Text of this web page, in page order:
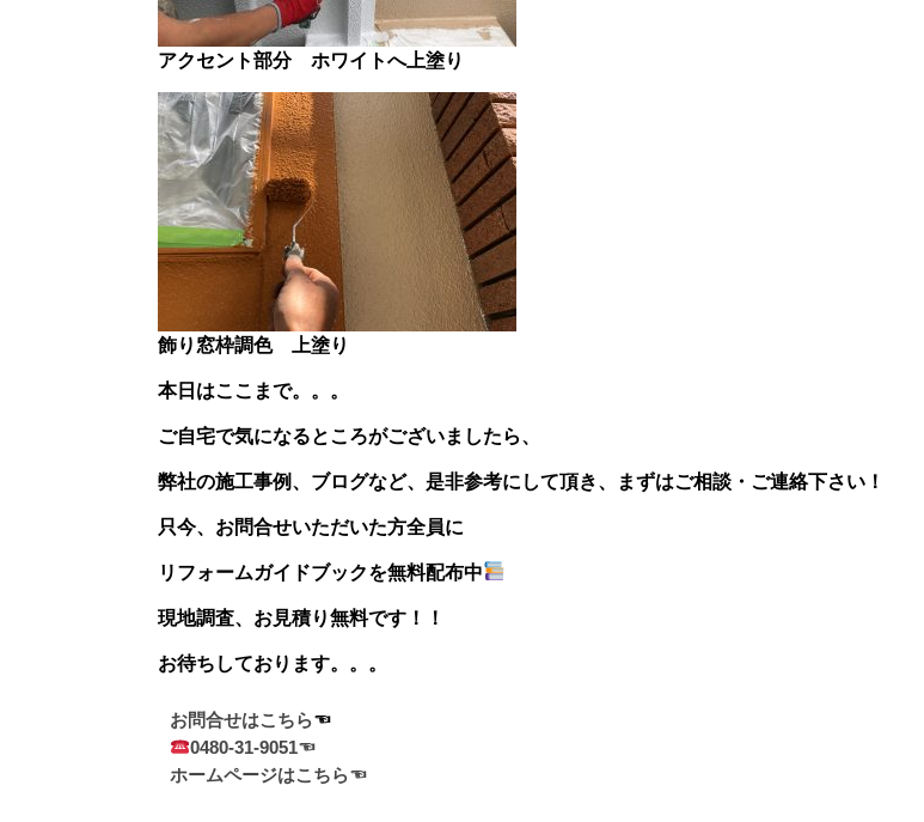
アクセント部分 ホワイトへ上塗り
飾り窓枠調色 上塗り
本日はここまで。。。
ご自宅で気になるところがございましたら、
弊社の施工事例、ブログなど、是非参考にして頂き、まずはご相談・ご連絡下さい！
只今、お問合せいただいた方全員に
リフォームガイドブックを無料配布中
現地調査、お見積り無料です！！
お待ちしております。。。
お問合せはこちら
0480-31-9051☜
ホームページはこちら☜